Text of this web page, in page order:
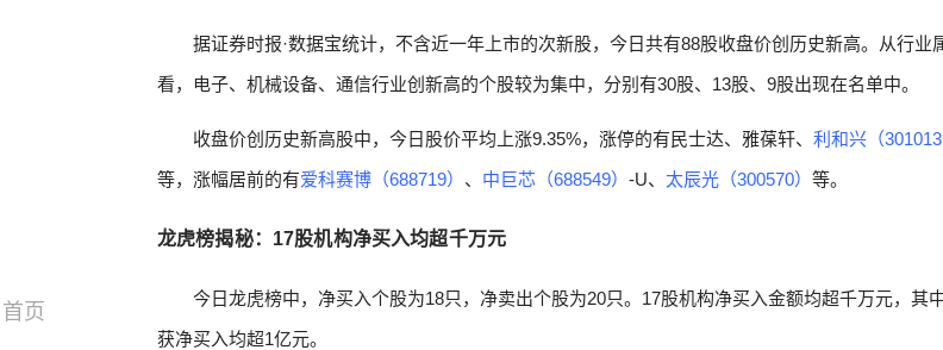
首页
据证券时报·数据宝统计，不含近一年上市的次新股，今日共有88股收盘价创历史新高。从行业
看，电子、机械设备、通信行业创新高的个股较为集中，分别有30股、13股、9股出现在名单中。
收盘价创历史新高股中，今日股价平均上涨9.35%，涨停的有民士达、雅葆轩、 利和兴（301013
等，涨幅居前的有爱科赛博（688719） 、 中巨芯（688549） -U、 太辰光（300570） 等。
龙虎榜揭秘：17股机构净买入均超千万元
今日龙虎榜中，净买入个股为18只，净卖出个股为20只。17股机构净买入金额均超千万元，其
获净买入均超1亿元。